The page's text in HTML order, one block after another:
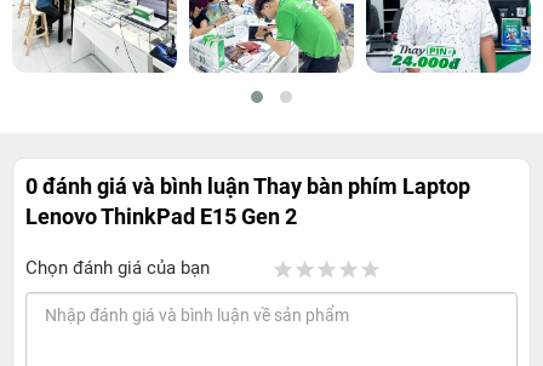
0 đánh giá và bình luậnThay bàn phím Laptop
Lenovo ThinkPad E15 Gen 2
Chọn đánh giá của bạn